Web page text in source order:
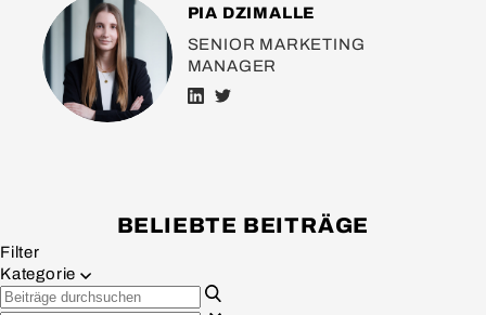
PIA DZIMALLE
SENIOR MARKETING
MANAGER
BELIEBTE BEITRÄGE
Filter
Kategorie